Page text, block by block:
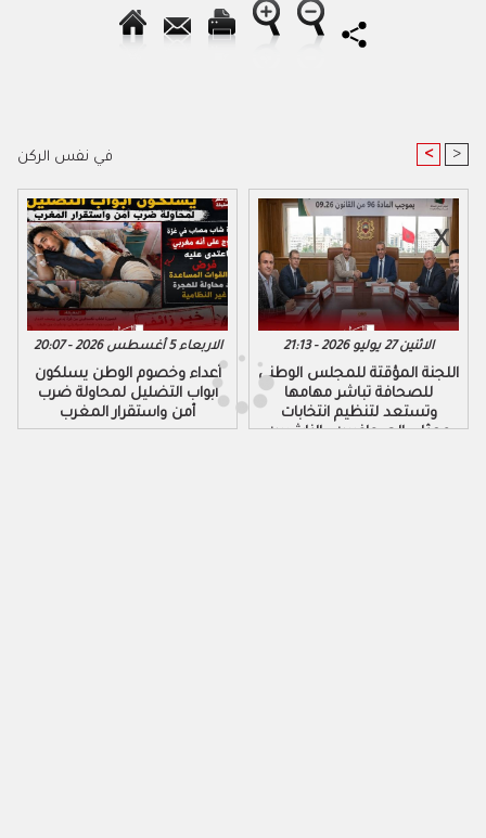
في نفس الركن < >
الاربعاء 5 أغسطس 2026 - 20:07
أعداء وخصوم الوطن يسلكون
ابواب التضليل لمحاولة ضرب
أمن واستقرار المغرب
الاثنين 27 يوليو 2026 - 21:13
اللجنة المؤقتة للمجلس الوطني
للصحافة تباشر مهامها
وتستعد لتنظيم انتخابات
ممثلي الصحافيين والناشرين